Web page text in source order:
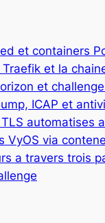
et containers
et la
et
ICAP et
automatises
VyOS via
a travers trois